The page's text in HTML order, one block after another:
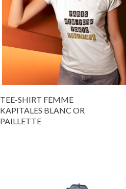
TEE-SHIRT FEMME
KAPITALES BLANC OR
PAILLETTE